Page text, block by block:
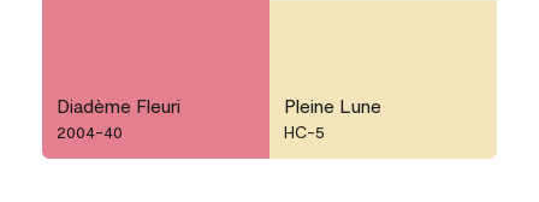
Diadème Fleuri
2004-40
Pleine Lune
HC-5